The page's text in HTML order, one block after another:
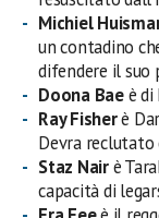
Michiel
un contadino
difendere il suo
Doona Baeè di
Ray Fisherè
Devra reclutato
Staz Nairè
capacità di